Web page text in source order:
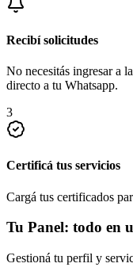
Recibí solicitudes
No necesitás ingresar a
directo a tu Whatsapp.
3
Certificá tus servicios
Cargá tus certificados
Tu Panel: todo en
Gestioná tu perfil y